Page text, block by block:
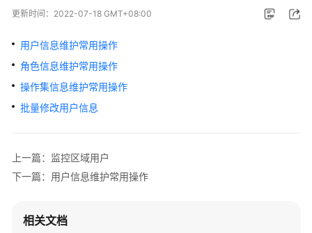
介
买
指
南
指
南
录
更新时间： 2022-07-18 GMT+08:00
用户信息维护常用操作
角色信息维护常用操作
操作集信息维护常用操作
批量修改用户信息
上一篇：监控区域用户
下一篇：用户信息维护常用操作
相关文档